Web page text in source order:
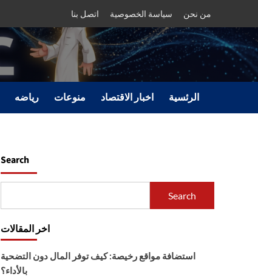
اتصل بنا سياسة الخصوصية من نحن
رياضه منوعات اخبار الاقتصاد الرئسية
Search
Search
اخر المقالات
استضافة مواقع رخيصة: كيف توفر المال دون التضحية
بالأداء؟